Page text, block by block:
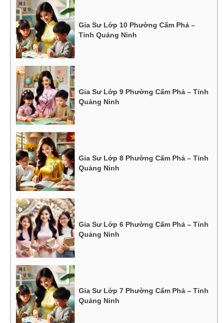
Gia Sư Lớp 10 Phường Cẩm Phả –
Tỉnh Quảng Ninh
Gia Sư Lớp 9 Phường Cẩm Phả – Tỉnh
Quảng Ninh
Gia Sư Lớp 8 Phường Cẩm Phả – Tỉnh
Quảng Ninh
Gia Sư Lớp 6 Phường Cẩm Phả – Tỉnh
Quảng Ninh
Gia Sư Lớp 7 Phường Cẩm Phả – Tỉnh
Quảng Ninh